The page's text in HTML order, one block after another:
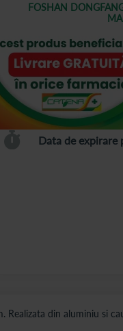
FOSHAN
Data de expirare
din aluminiu si